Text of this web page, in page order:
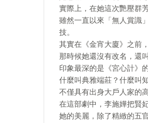
實際上，在她這次艷壓群
雖然一直以來「無人賞識
技。
其實在《金宵大廈》之前
那時候她還沒有改名，還
印象最深的是《宮心計》
什麼叫典雅端莊？什麼叫
不僅具有出身大戶人家的
在這部劇中，李施嬅把賢
她的美麗，除了精緻的五